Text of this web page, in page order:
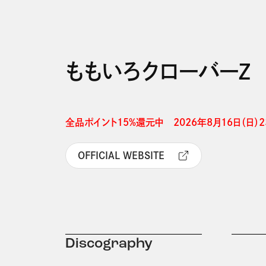
ももいろクローバーＺ
全品ポイント15%還元中　2026年8月16日（日
OFFICIAL WEBSITE
Discography